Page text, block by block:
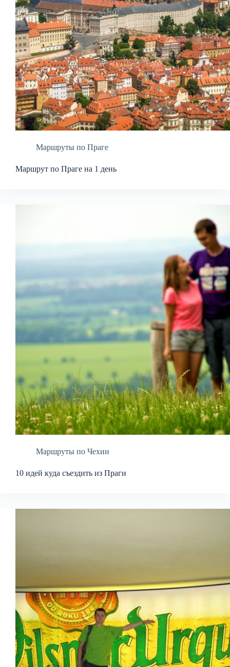
Маршруты по Праге
Маршрут по Праге на 1 день
Маршруты по Чехии
10 идей куда съездить из Праги